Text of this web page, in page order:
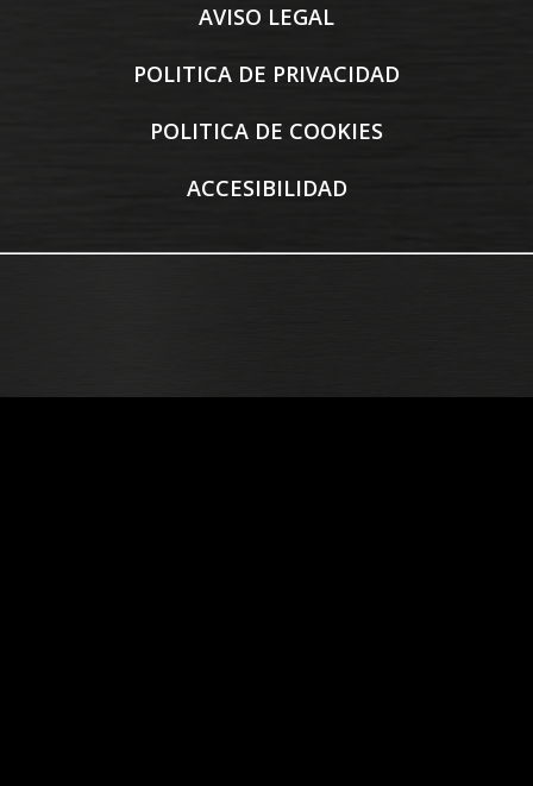
AVISO LEGAL
POLITICA DE PRIVACIDAD
POLITICA DE COOKIES
ACCESIBILIDAD